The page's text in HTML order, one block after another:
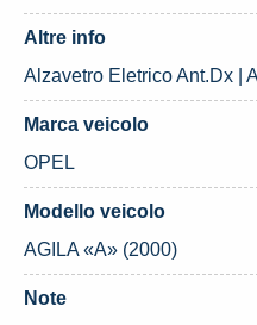
Altre info
Alzavetro Eletrico Ant.Dx |
Marca veicolo
OPEL
Modello veicolo
AGILA «A» (2000)
Note